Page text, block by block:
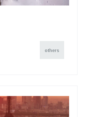
others